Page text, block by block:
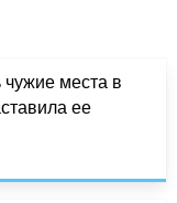
чужие места в
ее